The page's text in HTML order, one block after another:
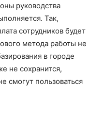
руководства
Так,
сотрудников будет
метода работы не
в городе
не сохранится,
смогут пользоваться